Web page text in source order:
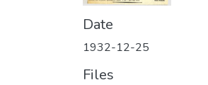
Date
1932-12-25
Files